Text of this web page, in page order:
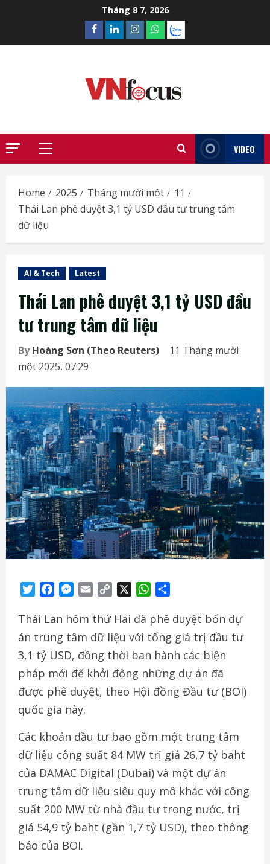
Tháng 8 7, 2026
Facebook
LinkedinInstagram
What’sapp
Zalo
Primary
VIDEO
Home 2025 Tháng mười một
11
Thái Lan phê duyệt 3,1 tỷ USD đầu tư trung tâm
dữ liệu
AI & Tech Latest
Thái Lan phê duyệt 3,1 tỷ USD đầu
tư trung tâm dữ liệu
ByHoàng Sơn (Theo Reuters)
11 Tháng mười
một 2025, 07:29
TwitterFacebookMessenger
Email
Copy
WhatsApp
Thái Lan hôm thứ Hai đã phê duyệt bốn dự
án trung tâm dữ liệu với tổng giá trị đầu tư
3,1 tỷ USD, đồng thời ban hành các biện
pháp mới để khởi động những dự án đã
được phê duyệt, theo Hội đồng Đầu tư (BOI)
quốc gia này.
Các khoản đầu tư bao gồm một trung tâm
dữ liệu công suất 84 MW trị giá 26,7 tỷ baht
của DAMAC Digital (Dubai) và một dự án
trung tâm dữ liệu siêu quy mô khác với công
suất 200 MW từ nhà đầu tư trong nước, trị
giá 54,9 tỷ baht (gần 1,7 tỷ USD), theo thông
báo của BOI.